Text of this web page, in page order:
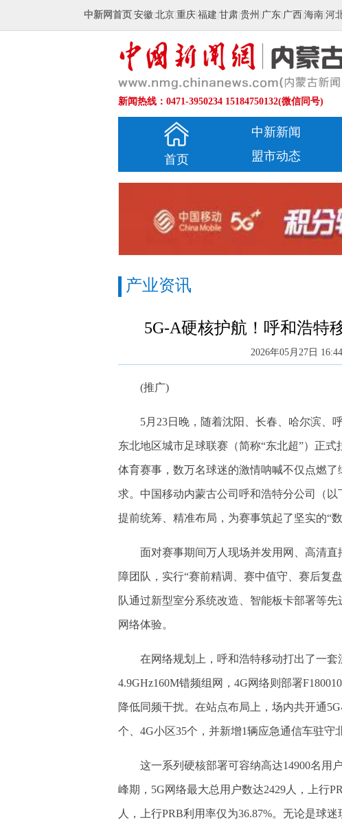
中新网首页 安徽 北京 重庆 福建 甘肃 贵州 广东 广西 海南 河
新闻热线：0471-3950234 15184750132(微信同号)
首页
中新新闻
盟市动态
产业资讯
5G-A硬核护航！呼和浩特
2026年05月27日 16:44
(推广)
5月23日晚，随着沈阳、长春、哈尔滨、
东北地区城市足球联赛（简称“东北超”）正
体育赛事，数万名球迷的激情呐喊不仅点燃
求。中国移动内蒙古公司呼和浩特分公司（以
提前统筹、精准布局，为赛事筑起了坚实的“数
面对赛事期间万人现场并发用网、高清直
障团队，实行“赛前精调、赛中值守、赛后复
队通过新型室分系统改造、智能板卡部署等
网络体验。
在网络规划上，呼和浩特移动打出了一套
4.9GHz160M错频组网，4G网络则部署
降低同频干扰。在站点布局上，场内共开通
个、4G小区35个，并新增1辆应急通信车驻守
这一系列硬核部署可容纳高达14900名用
峰期，5G网络最大总用户数达2429人，上行
人，上行PRB利用率仅为36.87%。无论是球